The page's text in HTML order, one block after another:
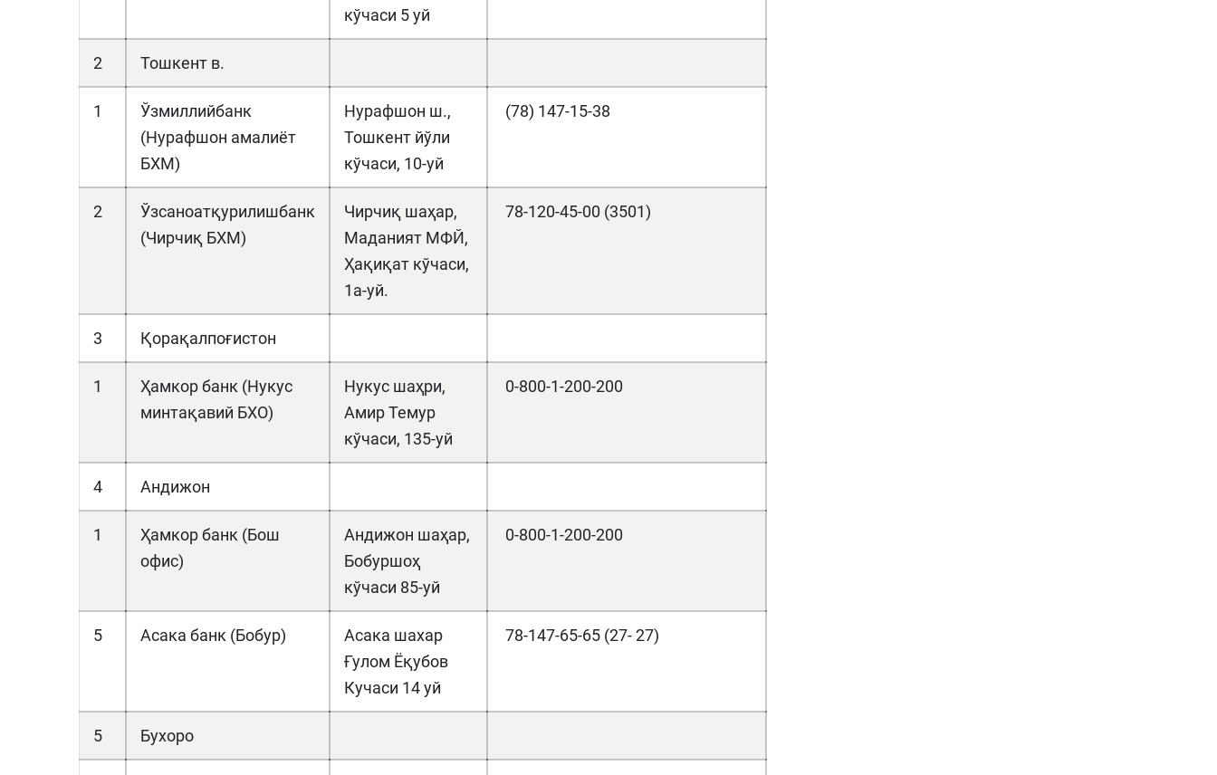
кўчаси 5 уй
2 Тошкент в.
1
Ўзмиллийбанк
(Нурафшон амалиёт
БХМ)
Нурафшон ш.,
Тошкент йўли
кўчаси, 10-уй
(78) 147-15-38
2
Ўзсаноатқурилишбанк
(Чирчиқ БХМ)
Чирчиқ шаҳар,
Маданият МФЙ,
Ҳақиқат кўчаси,
1а-уй.
78-120-45-00 (3501)
3 Қорақалпоғистон
1
Ҳамкор банк (Нукус
минтақавий БХО)
Нукус шаҳри,
Амир Темур
кўчаси, 135-уй
0-800-1-200-200
4 Андижон
1
Ҳамкор банк (Бош
офис)
Андижон шаҳар,
Бобуршоҳ
кўчаси 85-уй
0-800-1-200-200
5 Асака банк (Бобур)
Асака шахар
Ғулом Ёқубов
Кучаси 14 уй
78-147-65-65 (27- 27)
5 Бухоро